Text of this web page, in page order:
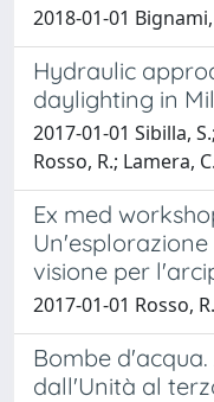
2018-01-01 Bignami,
Hydraulic
daylighting in
2017-01-01 Sibilla,
Rosso, R.; Lamera, C.
Ex med
visione per
2017-01-01 Rosso, R.
Bombe
dall'Unità al